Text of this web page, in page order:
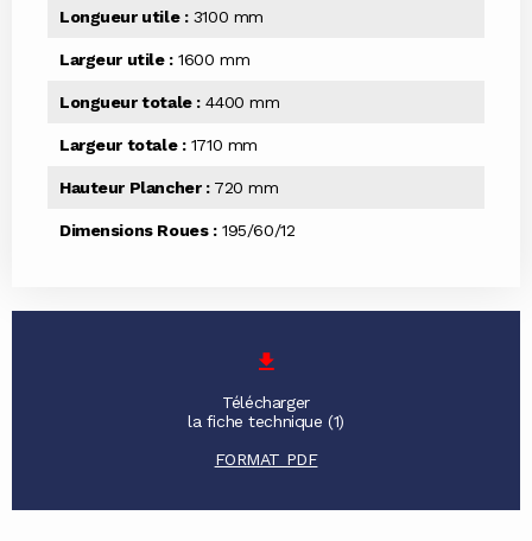
Longueur utile :3100 mm
Largeur utile :1600 mm
Longueur totale :4400 mm
Largeur totale :1710 mm
Hauteur Plancher :720 mm
Dimensions Roues :195/60/12
Télécharger
la fiche technique (1)
FORMAT PDF